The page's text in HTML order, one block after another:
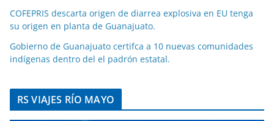
COFEPRIS descarta origen de diarrea explosiva en EU tenga
su origen en planta de Guanajuato.
Gobierno de Guanajuato certifca a 10 nuevas comunidades
indígenas dentro del el padrón estatal.
RS VIAJES RÍO MAYO